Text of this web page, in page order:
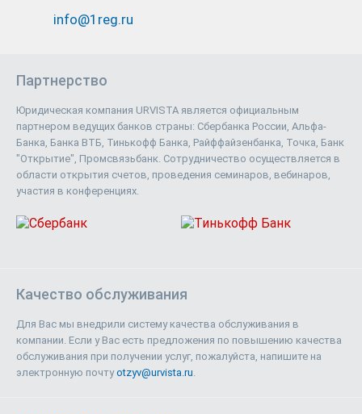
info@1reg.ru
Партнерство
Юридическая компания URVISTA является официальным
партнером ведущих банков страны: Сбербанка России, Альфа-
Банка, Банка ВТБ, Тинькофф Банка, Райффайзенбанка, Точка, Банк
"Открытие", Промсвязьбанк. Сотрудничество осуществляется в
области открытия счетов, проведения семинаров, вебинаров,
участия в конференциях.
Качество обслуживания
Для Вас мы внедрили систему качества обслуживания в
компании. Если у Вас есть предложения по повышению качества
обслуживания при получении услуг, пожалуйста, напишите на
электронную почтуotzyv@urvista.ru.